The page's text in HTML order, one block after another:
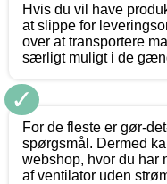
Hvis du vil have
at slippe for
over at transportere
særligt muligt i de
✓
For de fleste er gør-
spørgsmål. Dermed
webshop, hvor du har
af ventilator uden